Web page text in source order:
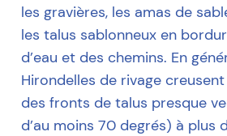
les gravières, les amas de
les talus sablonneux en
d’eau et des chemins. En
Hirondelles de rivage
des fronts de talus presque
d’au moins 70 degrés) à plus